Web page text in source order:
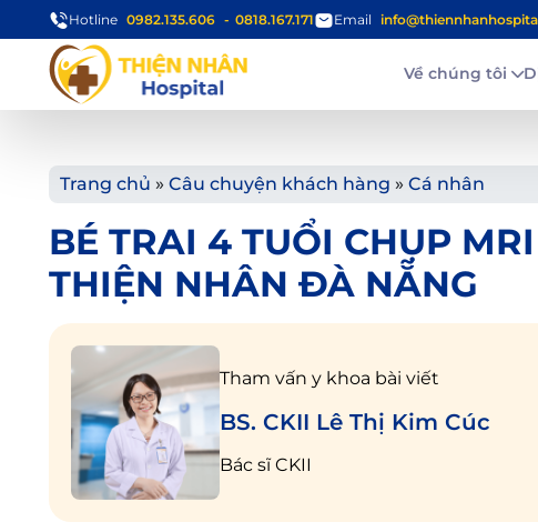
Hotline 0982.135.606 0818.167.171 Email
Về chúng tôi
Trang chủ » Câu chuyện khách hàng » Cá nhân
BÉ TRAI 4 TUỔI CHỤP
THIỆN NHÂN ĐÀ NẴNG
Tham vấn y khoa bài viết
BS. CKII Lê Thị Kim Cúc
Bác sĩ CKII